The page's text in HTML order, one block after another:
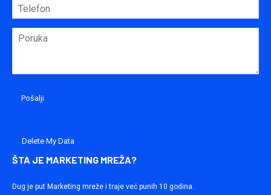
Delete My Data
ŠTA JE MARKETING MREŽA?
Dug je put Marketing mreže i traje već punih 10 godina.